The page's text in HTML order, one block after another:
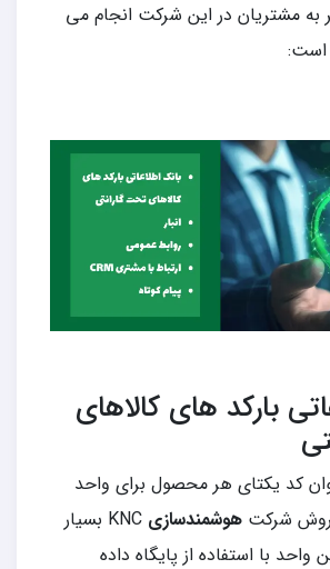
به مشتریان در این شرکت انجام می
است:
بارکد های کالاهای
کد یکتای هر محصول برای واحد
شرکت هوشمندسازی
KNC بسیار
با استفاده از پایگاه داده